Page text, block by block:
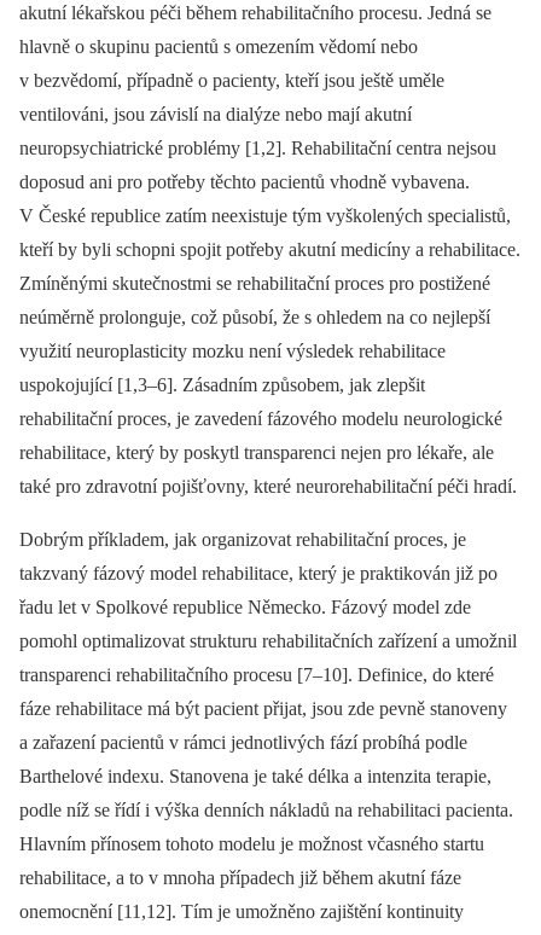
akutní lékařskou péči během rehabilitačního procesu. Jedná se
hlavně o skupinu pacientů s omezením vědomí nebo
v bezvědomí, případně o pacienty, kteří jsou ještě uměle
ventilováni, jsou závislí na dialýze nebo mají akutní
neuropsychiatrické problémy [1,2]. Rehabilitační centra nejsou
doposud ani pro potřeby těchto pacientů vhodně vybavena.
V České republice zatím neexistuje tým vyškolených specialistů,
kteří by byli schopni spojit potřeby akutní medicíny a rehabilitace.
Zmíněnými skutečnostmi se rehabilitační proces pro postižené
neúměrně prolonguje, což působí, že s ohledem na co nejlepší
využití neuroplasticity mozku není výsledek rehabilitace
uspokojující [1,3–6]. Zásadním způsobem, jak zlepšit
rehabilitační proces, je zavedení fázového modelu neurologické
rehabilitace, který by poskytl transparenci nejen pro lékaře, ale
také pro zdravotní pojišťovny, které neurorehabilitační péči hradí.
Dobrým příkladem, jak organizovat rehabilitační proces, je
takzvaný fázový model rehabilitace, který je praktikován již po
řadu let v Spolkové republice Německo. Fázový model zde
pomohl optimalizovat strukturu rehabilitačních zařízení a umožnil
transparenci rehabilitačního procesu [7–10]. Definice, do které
fáze rehabilitace má být pacient přijat, jsou zde pevně stanoveny
a zařazení pacientů v rámci jednotlivých fází probíhá podle
Barthelové indexu. Stanovena je také délka a intenzita terapie,
podle níž se řídí i výška denních nákladů na rehabilitaci pacienta.
Hlavním přínosem tohoto modelu je možnost včasného startu
rehabilitace, a to v mnoha případech již během akutní fáze
onemocnění [11,12]. Tím je umožněno zajištění kontinuity